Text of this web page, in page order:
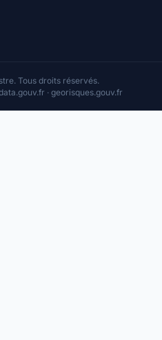
Tous droits réservés.
· georisques.gouv.fr